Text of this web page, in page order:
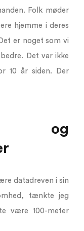
Folk møder
hjemme i deres
er noget som vi
Det var ikke
10 år siden. Der
og
datadreven i sin
tænkte jeg
være 100-meter